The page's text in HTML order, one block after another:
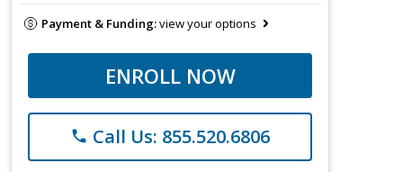
Payment & Funding:view your options
ENROLL NOW
phone Call Us: 855.520.6806